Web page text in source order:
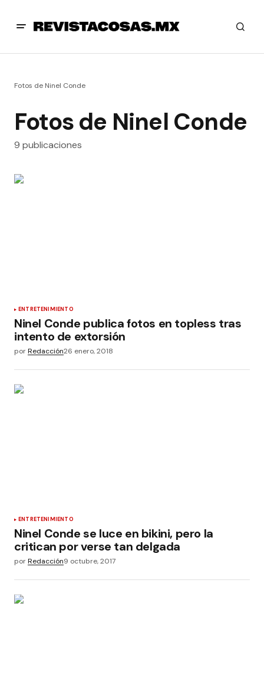
Fotos de Ninel Conde
Fotos de Ninel Conde
9 publicaciones
ENTRETENIMIENTO
Ninel Conde publica fotos en topless tras
intento de extorsión
porRedacción26 enero, 2018
ENTRETENIMIENTO
Ninel Conde se luce en bikini, pero la
critican por verse tan delgada
porRedacción9 octubre, 2017